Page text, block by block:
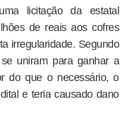
licitação da estatal
de reais aos cofres
irregularidade. Segundo
uniram para ganhar a
do que o necessário, o
e teria causado dano